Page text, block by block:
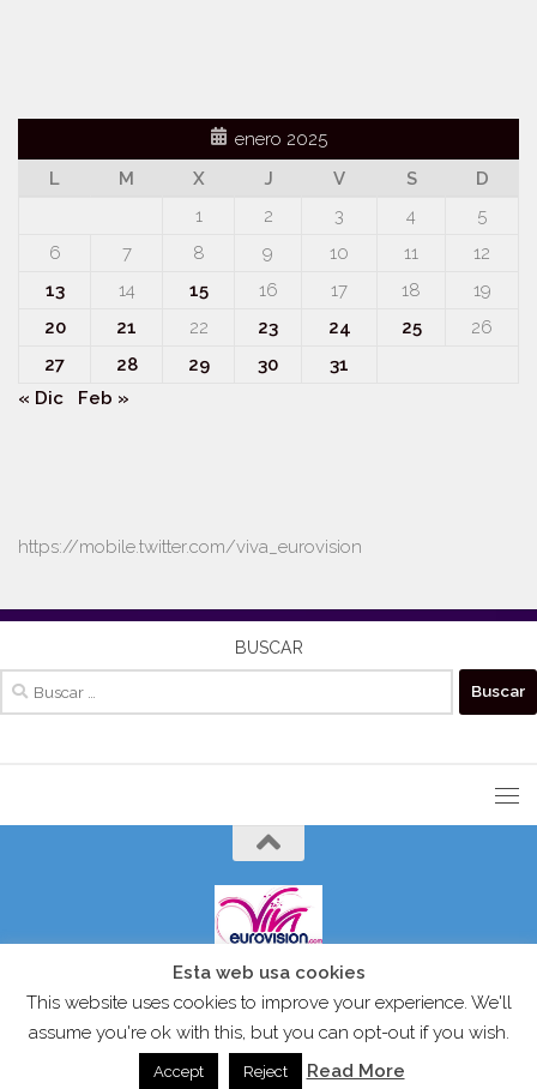
enero 2025
L
M X J V S
D
1
2 3 4
5
6
7 8 9 10 11
12
13
14 15 16 17 18
19
20
21 22 23 24 25
26
27
28 29 30
31
« Dic
Feb »
https://mobile.twitter.com/viva_eurovision
BUSCAR
VIVAEUROVISION© 2024 Todos los derechos reservados.
Esta web usa cookies
This website uses cookies to improve your experience. We'll
assume you're ok with this, but you can opt-out if you wish.
Accept Reject Read More